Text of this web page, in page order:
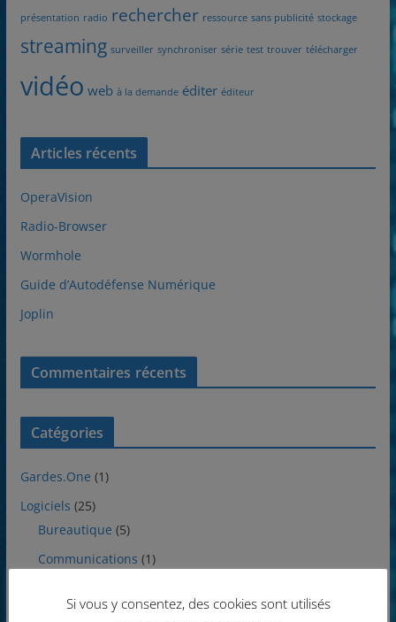
présentation radio rechercher ressource sans publicité stockage
streaming surveiller synchroniser série test trouver télécharger
vidéo web à la demande éditer éditeur
Articles récents
OperaVision
Radio-Browser
Wormhole
Guide d’Autodéfense Numérique
Joplin
Commentaires récents
Catégories
Gardes.One (1)
Logiciels (25)
Bureautique (5)
Communications (1)
Si vous y consentez, des cookies sont utilisés